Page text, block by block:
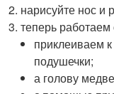
нарисуйте нос и
теперь
приклеиваем
подушечки;
а голову